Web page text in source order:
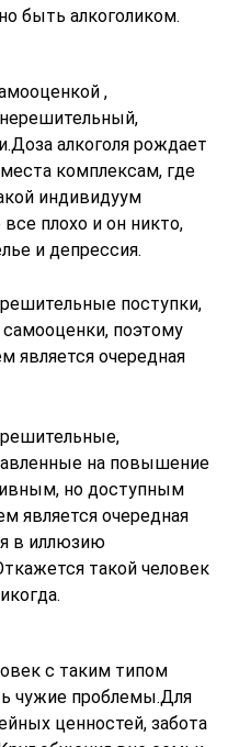
быть алкоголиком.
,
алкоголя рождает
комплексам, где
индивидуум
плохо и он никто,
и депрессия.
поступки,
поэтому
является очередная
на повышение
но доступным
является очередная
в иллюзию
такой человек
с таким типом
чужие проблемы.Для
ценностей, забота